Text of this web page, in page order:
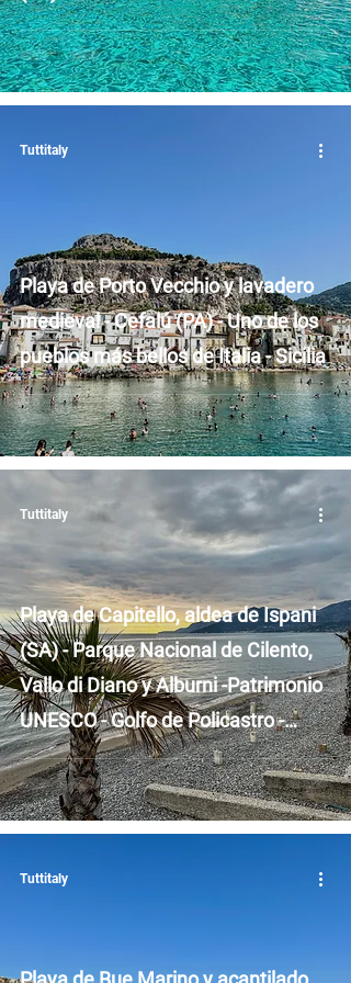
Playa de Porto Vecchio y lavadero
medieval - Cefalú (PA) - Uno de los
pueblos más bellos de Italia - Sicilia
Tuttitaly
Playa de Capitello, aldea de Ispani
(SA) - Parque Nacional de Cilento,
Vallo di Diano y Alburni -Patrimonio
UNESCO - Golfo de Policastro -
Campania
Tuttitaly
Tuttitaly